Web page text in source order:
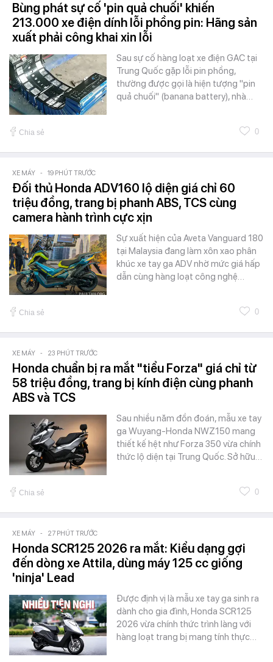
Bùng phát sự cố 'pin quả chuối' khiến
213.000 xe điện dính lỗi phồng pin: Hãng sản
xuất phải công khai xin lỗi
Sau sự cố hàng loạt xe điện GAC tại
Trung Quốc gặp lỗi pin phồng,
thường được gọi là hiện tượng "pin
quả chuối" (banana battery), nhà…
Chia sẻ 0
XE MÁY - 19 PHÚT TRƯỚC
Đối thủ Honda ADV160 lộ diện giá chỉ 60
triệu đồng, trang bị phanh ABS, TCS cùng
camera hành trình cực xịn
Sự xuất hiện của Aveta Vanguard 180
tại Malaysia đang làm xôn xao phân
khúc xe tay ga ADV nhờ mức giá hấp
dẫn cùng hàng loạt công nghệ…
Chia sẻ 0
XE MÁY - 23 PHÚT TRƯỚC
Honda chuẩn bị ra mắt "tiểu Forza" giá chỉ từ
58 triệu đồng, trang bị kính điện cùng phanh
ABS và TCS
Sau nhiều năm đồn đoán, mẫu xe tay
ga Wuyang-Honda NWZ150 mang
thiết kế hệt như Forza 350 vừa chính
thức lộ diện tại Trung Quốc. Sở hữu…
Chia sẻ 0
XE MÁY - 27 PHÚT TRƯỚC
Honda SCR125 2026 ra mắt: Kiểu dạng gợi
đến dòng xe Attila, dùng máy 125 cc giống
'ninja' Lead
Được định vị là mẫu xe tay ga sinh ra
dành cho gia đình, Honda SCR125
2026 vừa chính thức trình làng với
hàng loạt trang bị mang tính thực…